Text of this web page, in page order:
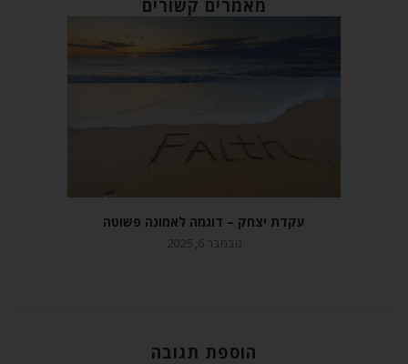
מאמרים קשורים
עקדת יצחק – דוגמה לאמונה פשוטה
נובמבר 6, 2025
הוספת תגובה